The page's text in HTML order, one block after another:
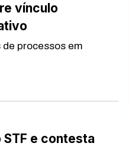
vínculo
processos em
e contesta